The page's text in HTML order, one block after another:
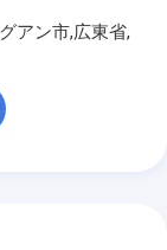
アン市,広東省,